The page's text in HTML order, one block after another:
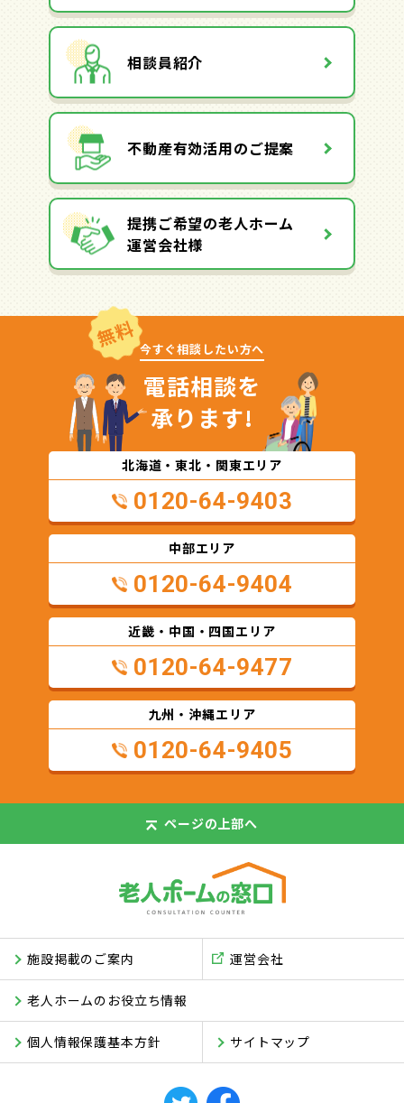
相談員紹介
不動産有効活用のご提案
提携ご希望の老人ホーム
運営会社様
無料 今すぐ相談したい方へ
電話相談を
承ります!
北海道・東北・関東エリア
0120-64-9403
中部エリア
0120-64-9404
近畿・中国・四国エリア
0120-64-9477
九州・沖縄エリア
0120-64-9405
ページの上部へ
施設掲載のご案内
老人ホームのお役立ち情報
サイトマップ
運営会社
個人情報保護基本方針